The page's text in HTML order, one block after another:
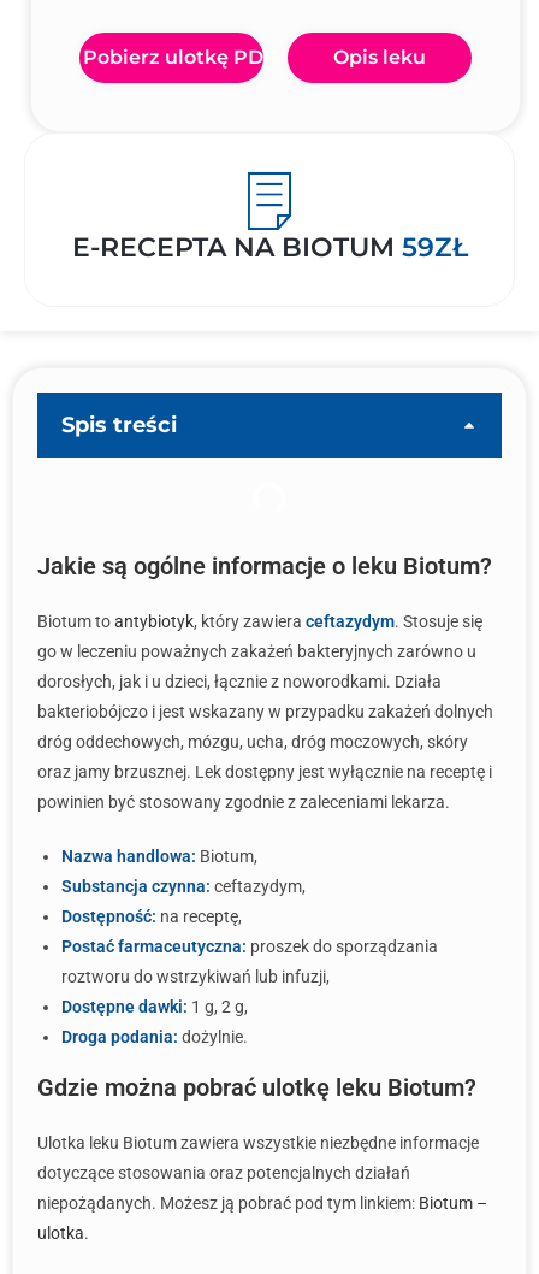
Pobierz ulotkę PDF Opis leku
E-RECEPTA NA BIOTUM 59ZŁ
Spis treści
Jakie są ogólne informacje o leku Biotum?
Biotum toantybiotyk, który zawiera ceftazydym. Stosuje się
go w leczeniu poważnych zakażeń bakteryjnych zarówno u
dorosłych, jak i u dzieci, łącznie z noworodkami. Działa
bakteriobójczo i jest wskazany w przypadku zakażeń dolnych
dróg oddechowych, mózgu, ucha, dróg moczowych, skóry
oraz jamy brzusznej. Lek dostępny jest wyłącznie na receptę i
powinien być stosowany zgodnie z zaleceniami lekarza.
Nazwa handlowa: Biotum,
Substancja czynna: ceftazydym,
Dostępność: na receptę,
Postać farmaceutyczna: proszek do sporządzania
roztworu do wstrzykiwań lub infuzji,
Dostępne dawki: 1 g, 2 g,
Droga podania: dożylnie.
Gdzie można pobrać ulotkę leku Biotum?
Ulotka leku Biotum zawiera wszystkie niezbędne informacje
dotyczące stosowania oraz potencjalnych działań
niepożądanych. Możesz ją pobrać pod tym linkiem: Biotum –
ulotka.